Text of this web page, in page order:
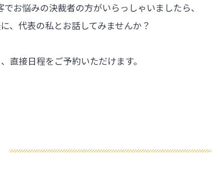
お悩みの決裁者の方がいらっしゃいましたら、
、代表の私とお話してみませんか？
直接日程をご予約いただけます。